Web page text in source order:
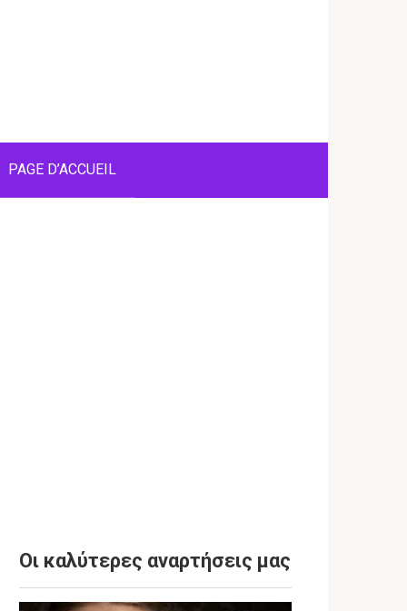
PAGE D’ACCUEIL
Οι καλύτερες αναρτήσεις μας